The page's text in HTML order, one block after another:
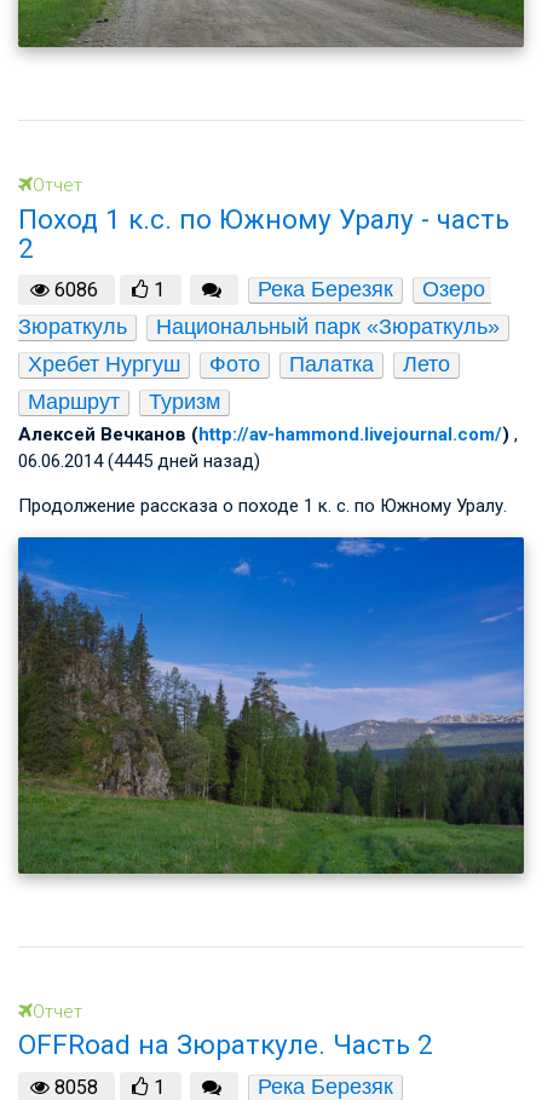
Отчет
Поход 1 к.с. по Южному Уралу - часть
2
6086 1 Река Березяк
Озеро
Зюраткуль
Национальный парк «Зюраткуль»
Хребет Нургуш
Фото Палатка
Лето
Маршрут
Туризм
Алексей Вечканов (http://av-hammond.livejournal.com/) ,
06.06.2014 (4445 дней назад)
Продолжение рассказа о походе 1 к. с. по Южному Уралу.
Отчет
OFFRoad на Зюраткуле. Часть 2
8058 1
Река Березяк